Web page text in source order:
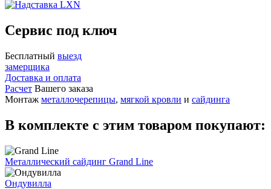
Сервис под ключ
Бесплатный выезд
замерщика
Доставка и оплата
Расчет Вашего заказа
Монтаж металлочерепицы, мягкой кровли и сайдинга
В комплекте с этим товаром покупают:
Металлический сайдинг Grand Line
Ондувилла